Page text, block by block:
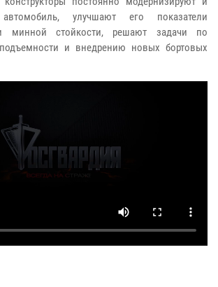
автомобиль, улучшают его показатели
и минной стойкости, решают задачи по
и внедрению новых бортовых